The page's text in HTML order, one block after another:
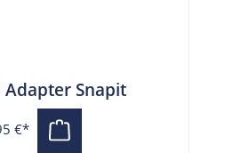
Adapter Snapit
€*